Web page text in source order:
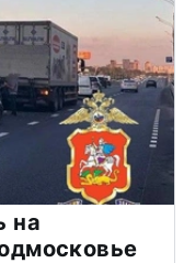
на